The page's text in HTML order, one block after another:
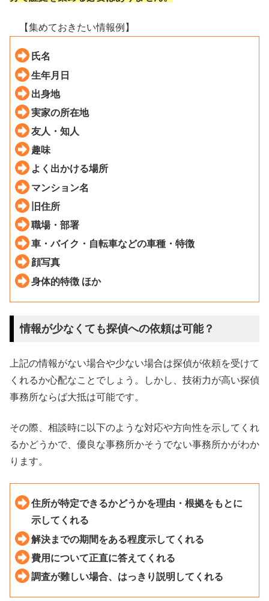
【集めておきたい情報例】
氏名
生年月日
出身地
実家の所在地
友人・知人
趣味
よく出かける場所
マンション名
旧住所
職場・部署
車・バイク・自転車などの車種・特徴
顔写真
身体的特徴 ほか
情報が少なくても探偵への依頼は可能？
上記の情報がない場合や少ない場合は探偵が依頼を受けて
くれるか心配なことでしょう。しかし、技術力が高い探偵
事務所ならば大抵は可能です。
その際、相談時に以下のような対応や方向性を示してくれ
るかどうかで、優良な事務所かそうでない事務所かがわか
ります。
住所が特定できるかどうかを理由・根拠をもとに
示してくれる
解決までの期間をある程度示してくれる
費用について正直に答えてくれる
調査が難しい場合、はっきり説明してくれる